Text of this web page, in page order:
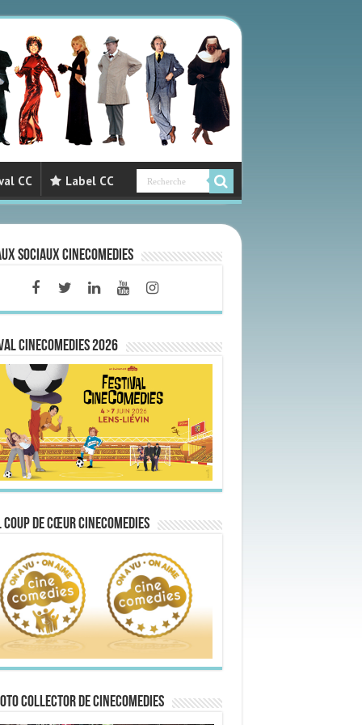
CC Label CC
sociaux CineComedies
CINECOMEDIES 2026
de Cœur CineComedies
collector de CineComedies